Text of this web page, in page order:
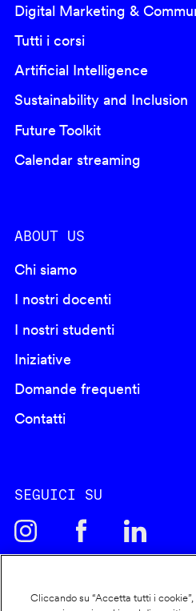
Digital Marketing &
Tutti i corsi
Artificial Intelligence
Sustainability and Inclusion
Future Toolkit
Calendar streaming
ABOUT US
Chi siamo
I nostri docenti
I nostri studenti
Iniziative
Domande frequenti
Contatti
SEGUICI SU
Cliccando su “Accetta tutti i